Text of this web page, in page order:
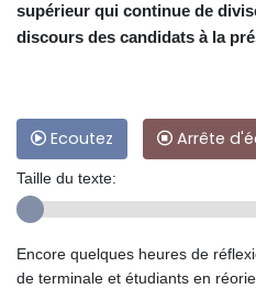
supérieur qui continue de
discours des candidats à la
Ecoutez Arrête
Taille du texte:
Encore quelques heures de
de terminale et étudiants en